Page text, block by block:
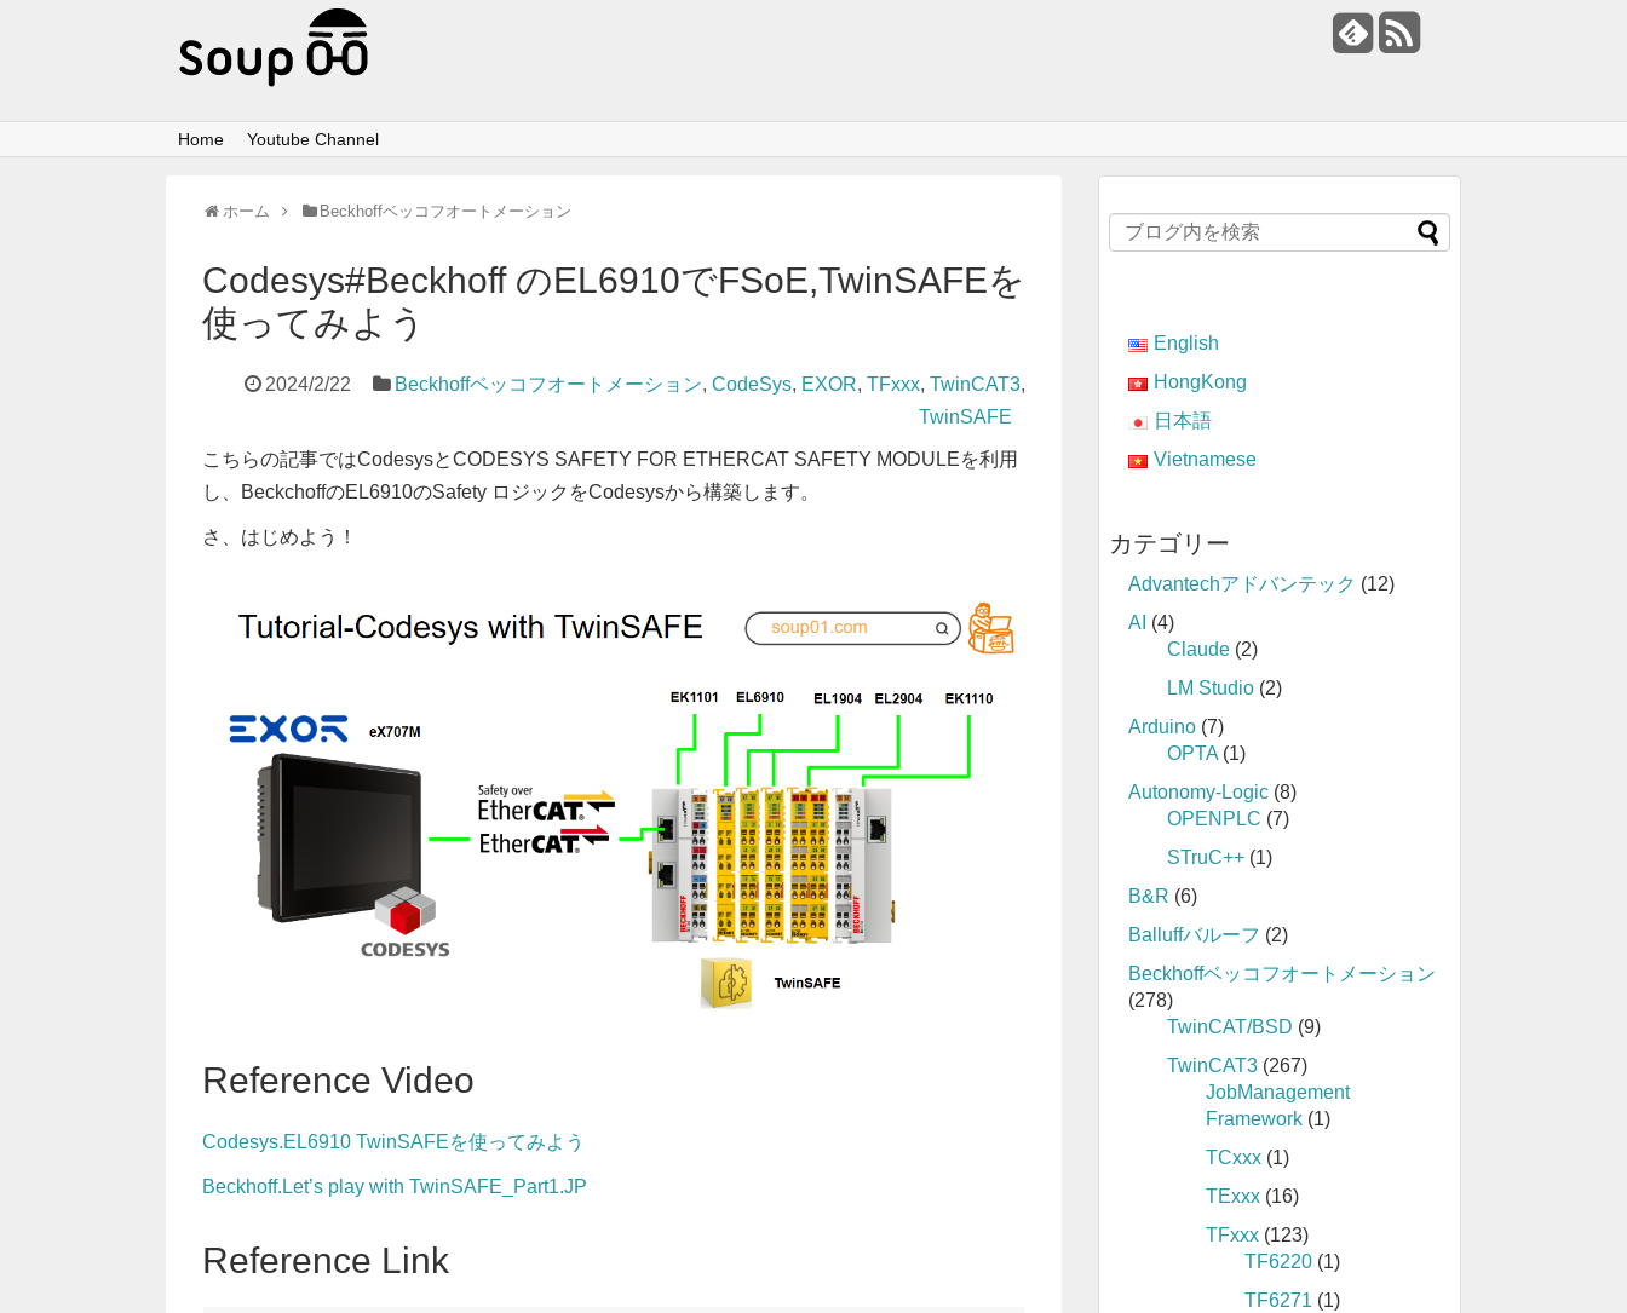
Home Youtube Channel
ホーム Beckhoffベッコフオートメーション
Codesys#Beckhoff のEL6910でFSoE,TwinSAFEを
使ってみよう
2024/2/22 Beckhoffベッコフオートメーション, CodeSys, EXOR, TFxxx, TwinCAT3,
TwinSAFE
こちらの記事ではCodesysとCODESYS SAFETY FOR ETHERCAT SAFETY MODULEを利用
し、BeckchoffのEL6910のSafety ロジックをCodesysから構築します。
さ、はじめよう！
Reference Video
Codesys.EL6910 TwinSAFEを使ってみよう
Beckhoff.Let’s play with TwinSAFE_Part1.JP
Reference Link
English
HongKong
日本語
Vietnamese
カテゴリー
Advantechアドバンテック (12)
AI (4)
Claude (2)
LM Studio (2)
Arduino (7)
OPTA (1)
Autonomy-Logic (8)
OPENPLC (7)
STruC++ (1)
B&R (6)
Balluffバルーフ (2)
Beckhoffベッコフオートメーション
(278)
TwinCAT/BSD (9)
TwinCAT3 (267)
JobManagement
Framework (1)
TCxxx (1)
TExxx (16)
TFxxx (123)
TF6220 (1)
TF6271 (1)